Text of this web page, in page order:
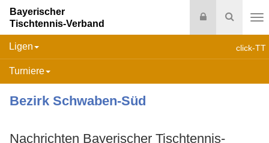
Suche
Login
Bayerischer
Tischtennis-Verband
click-TT
Ligen
Turniere
Bezirk Schwaben-Süd
Nachrichten Bayerischer Tischtennis-